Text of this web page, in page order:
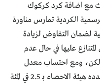
مع اضافة كرد كركوك
الكردية تمارس مناورة
لضمان التفاوض لزيادة
عليها في حال عدم
لكن، ومع احتساب معدل
مؤشر النمو السكاني السنوي والذي تحدده هيئة الاحصاء بـ 2.5 في المئة